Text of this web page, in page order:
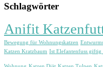
Schlagwörter
Anifit
Bewegung für Wohnungskatzen
Katzen Kratzbaum Ist Elefantenfuss giftig